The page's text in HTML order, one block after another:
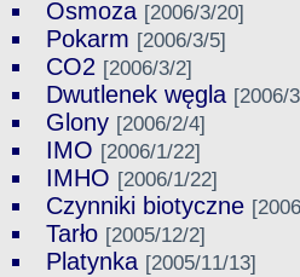
Osmoza [2006/3/20]
Pokarm [2006/3/5]
CO2 [2006/3/2]
Dwutlenek węgla [2006/
Glony [2006/2/4]
IMO [2006/1/22]
IMHO [2006/1/22]
Czynniki biotyczne
Tarło [2005/12/2]
Platynka [2005/11/13]